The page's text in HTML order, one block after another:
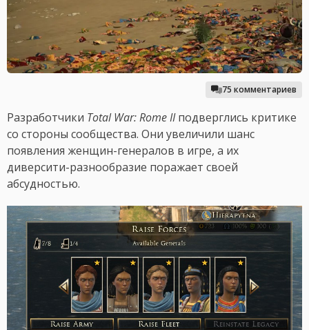
75 комментариев
Разработчики Total War: Rome IIподверглись критике
со стороны сообщества. Они увеличили шанс
появления женщин-генералов в игре, а их
диверсити-разнообразие поражает своей
абсудностью.